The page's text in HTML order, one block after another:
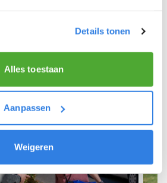
Details tonen
Alles toestaan
Aanpassen
Weigeren